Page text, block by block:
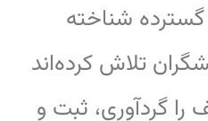
شناخته
تلاش کرده‌اند
گردآوری، ثبت و